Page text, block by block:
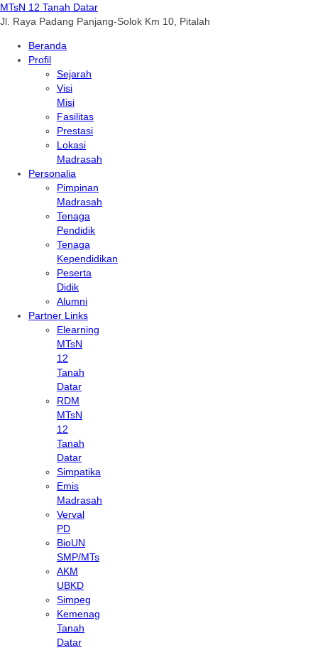
MTsN 12 Tanah Datar
Jl. Raya Padang Panjang-Solok Km 10, Pitalah
Beranda
Profil
Sejarah
Visi
Misi
Fasilitas
Prestasi
Lokasi
Madrasah
Personalia
Pimpinan
Madrasah
Tenaga
Pendidik
Tenaga
Kependidikan
Peserta
Didik
Alumni
Partner Links
Elearning
MTsN
12
Tanah
Datar
RDM
MTsN
12
Tanah
Datar
Simpatika
Emis
Madrasah
Verval
PD
BioUN
SMP/MTs
AKM
UBKD
Simpeg
Kemenag
Tanah
Datar